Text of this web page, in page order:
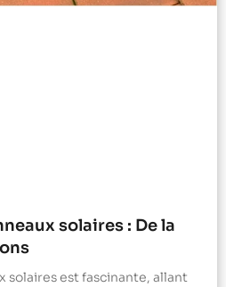
solaires : De la
solaires est fascinante, allant